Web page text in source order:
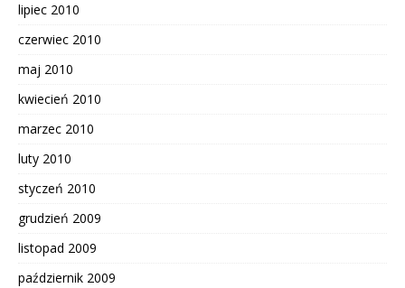
lipiec 2010
czerwiec 2010
maj 2010
kwiecień 2010
marzec 2010
luty 2010
styczeń 2010
grudzień 2009
listopad 2009
październik 2009